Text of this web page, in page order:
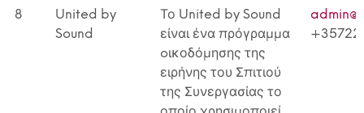
8
United by
Sound
Το United by Sound
είναι ένα πρόγραμμα
oικοδόμησης της
ειρήνης του Σπιτιού
της Συνεργασίας το